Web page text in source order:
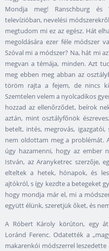
Mondja meg! Ranschburg és
televízióban, nevelési
megtudom mi ez az egész. Hát
megoldására ezer féle módszer
Szóval mi a módszer? Na, hát mi
megvan a témája, minden. Azt
meg ebben meg abban az
töröm rajta a fejem, de nincs
Szemtelen velem a nyolcadikos
hozzad az ellenőrződet, beírok
aztán, mint osztályfőnök
betelt, intés, megrovás,
nem oldottam meg a problémát.
úgy hazamenni, hogy az ember
István, az Aranyketrec szerzője,
elteltek a hetek, hónapok, és
ajtókról, s így kezdte a betegeket
hogy mondja már el, mi a
együtt élünk, szeretjük őket, és
A Róbert Károly körúton, egy
Loránd Ferenc. Odatették a
makarenkói módszerrel